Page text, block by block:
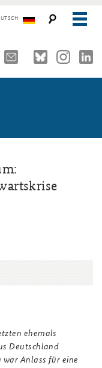
ehemals
Deutschland
war Anlass für eine